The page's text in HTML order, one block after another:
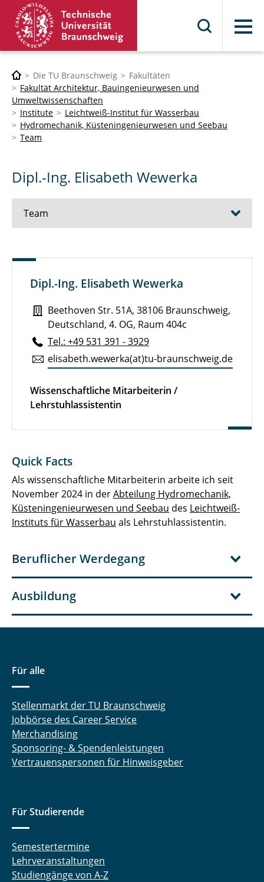
Menü
Die TU Braunschweig
Fakultäten
Fakultät Architektur, Bauingenieurwesen und
Umweltwissenschaften
Institute
Leichtweiß-Institut für Wasserbau
Hydromechanik, Küsteningenieurwesen und Seebau
Team
Dipl.-Ing. Elisabeth Wewerka
Team
Dr.-Ing. David Schürenkamp
Dr.-Ing. C. Gabriel David
Dr.-Ing. Clemens Krautwald
Dr.-Ing. Oliver Lojek
Dr.-Ing. Constantin Schweiger
Dr. Tim C. Hammer
Dipl.-Ing. Elisabeth Wewerka
Dr.-Ing. Jan Hitzegrad
Jessica Becker, M.Sc.
Christine Bleidorn, M.Sc.
Aileen Brendel, M. Sc.
Henri Busch, M.Sc.
Felix Ritter, M.Sc.
Annika Klein, M.Sc.
Laura-Sophie Wölm, M. Sc.
Dipl.-Ing. Elisabeth Wewerka
Beethoven Str. 51A, 38106 Braunschweig,
Deutschland, 4. OG, Raum 404c
Tel.: +49 531 391 - 3929
eli­sa­beth.wewerka(at)tu-braun­schweig.de
Wissenschaftliche Mitarbeiterin /
Lehrstuhlassistentin
Quick Facts
Als wissenschaftliche Mitarbeiterin arbeite ich seit
November 2024 in derAbteilung Hydromechanik,
Küsteningenieurwesen und Seebau des Leichtweiß-
Instituts für Wasserbau als Lehrstuhlassistentin.
Beruflicher Werdegang
Ausbildung
Für alle
Stellenmarkt der TU Braunschweig
Jobbörse des Career Service
Merchandising
Sponsoring- & Spendenleistungen
Vertrauenspersonen für Hinweisgeber
Für Studierende
Semestertermine
Lehrveranstaltungen
Studiengänge von A-Z